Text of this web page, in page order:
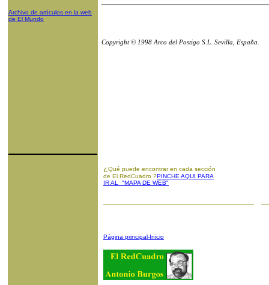
Archivo de artículos en la web
de El Mundo
Copyright © 1998 Arco del Postigo S.L. Sevilla, España.
¿ Qué puede encontrar en cada sección
de El RedCuadro ?PINCHE AQUI PARA
IR AL "MAPA DE WEB"
Página principal-Inicio